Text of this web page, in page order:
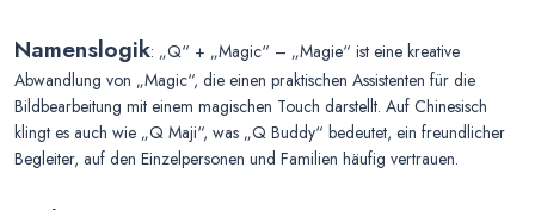
Namenslogik: „Q“ + „Magic“ – „Magie“ ist eine kreative
Abwandlung von „Magic“, die einen praktischen Assistenten für die
Bildbearbeitung mit einem magischen Touch darstellt. Auf Chinesisch
klingt es auch wie „Q Maji“, was „Q Buddy“ bedeutet, ein freundlicher
Begleiter, auf den Einzelpersonen und Familien häufig vertrauen.